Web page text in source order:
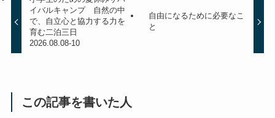
イバルキャンプ 自然の中
で、自立心と協力する力を
育む二泊三日
2026.08.08-10
自由になるために必要なこ
と
この記事を書いた人